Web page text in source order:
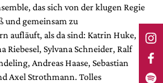
das sich von der klugen Regie
und gemeinsam zu
aufläuft, als da sind: Katrin Huke,
Riebesel, Sylvana Schneider, Ralf
Andreas Haase, Sebastian
Axel Strothmann. Tolles